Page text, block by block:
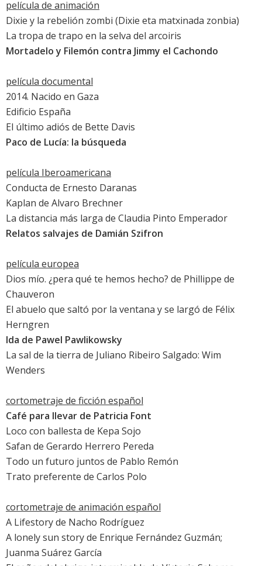
película de animación
Dixie y la rebelión zombi (Dixie eta matxinada zonbia)
La tropa de trapo en la selva del arcoiris
Mortadelo y Filemón contra Jimmy el Cachondo
película documental
2014. Nacido en Gaza
Edificio España
El último adiós de Bette Davis
Paco de Lucía: la búsqueda
película Iberoamericana
Conducta de Ernesto Daranas
Kaplan de Alvaro Brechner
La distancia más larga de Claudia Pinto Emperador
Relatos salvajes de Damián Szifron
película europea
Dios mío. ¿pera qué te hemos hecho? de Phillippe de
Chauveron
El abuelo que saltó por la ventana y se largó de Félix
Herngren
Ida de Pawel Pawlikowsky
La sal de la tierra de Juliano Ribeiro Salgado: Wim
Wenders
cortometraje de ficción español
Café para llevar de Patricia Font
Loco con ballesta de Kepa Sojo
Safan de Gerardo Herrero Pereda
Todo un futuro juntos de Pablo Remón
Trato preferente de Carlos Polo
cortometraje de animación español
A Lifestory de Nacho Rodríguez
A lonely sun story de Enrique Fernández Guzmán;
Juanma Suárez García